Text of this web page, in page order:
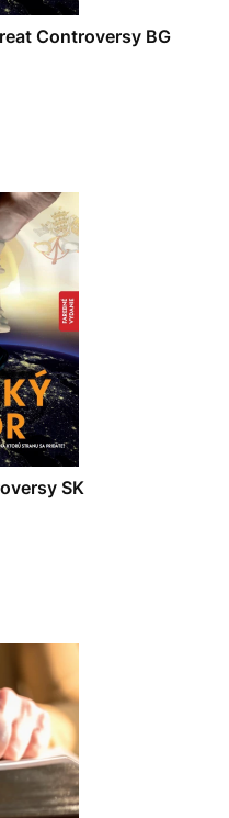
Controversy BG
SK